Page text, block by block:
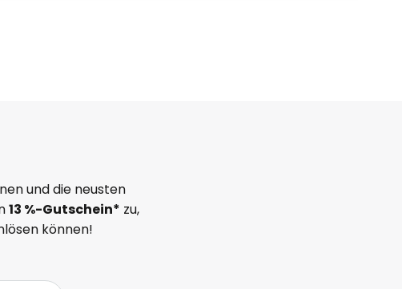
und die neusten
13 %-Gutschein* zu,
können!